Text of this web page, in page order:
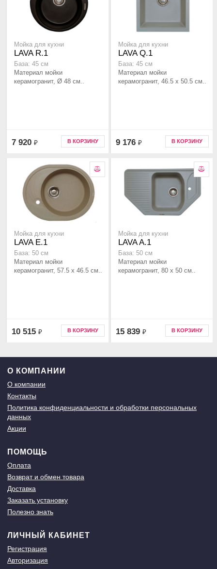
Мойка для кухни
LAVA R.1
База: 45 см
Материал мойки
керамогранит, Ø 48 см..
7 920 ₽ В КОРЗИНУ
Мойка для кухни
LAVA Q.1
База: 45 см
Материал мойки
керамогранит, 46.5 x 50.5 см..
9 176 ₽ В КОРЗИНУ
Мойка для кухни
LAVA E.1
База: 50 см
Материал мойки
керамогранит, 57.5 x 46.5 см..
10 515 ₽ В КОРЗИНУ
Мойка для кухни
LAVA A.1
База: 50 см
Материал мойки
керамогранит, 80 x 50 см..
15 839 ₽ В КОРЗИНУ
О КОМПАНИИ
О компании
Контакты
Политика конфиденциальности и обработки персональных
данных
Акции
ПОМОЩЬ
Оплата
Возврат и обмен товара
Доставка
Заказать установку
Полезно знать
ЛИЧНЫЙ КАБИНЕТ
Регистрация
Авторизация